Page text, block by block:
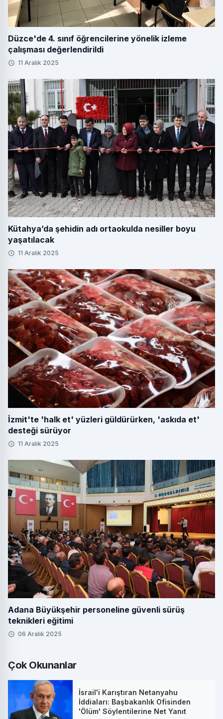
Düzce'de 4. sınıf öğrencilerine yönelik izleme
çalışması değerlendirildi
11 Aralık 2025
Kütahya’da şehidin adı ortaokulda nesiller boyu
yaşatılacak
11 Aralık 2025
İzmit'te 'halk et' yüzleri güldürürken, 'askıda et'
desteği sürüyor
11 Aralık 2025
Adana Büyükşehir personeline güvenli sürüş
teknikleri eğitimi
06 Aralık 2025
Çok Okunanlar
İsrail'i Karıştıran Netanyahu
İddiaları: Başbakanlık Ofisinden
'Ölüm' Söylentilerine Net Yanıt